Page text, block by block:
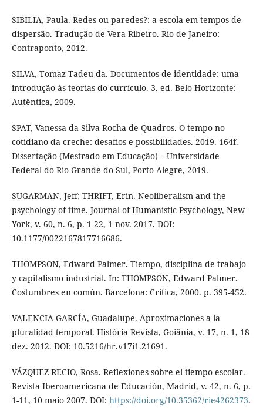
SIBILIA, Paula. Redes ou paredes?: a escola em tempos de
dispersão. Tradução de Vera Ribeiro. Rio de Janeiro:
Contraponto, 2012.
SILVA, Tomaz Tadeu da. Documentos de identidade: uma
introdução às teorias do currículo. 3. ed. Belo Horizonte:
Autêntica, 2009.
SPAT, Vanessa da Silva Rocha de Quadros. O tempo no
cotidiano da creche: desafios e possibilidades. 2019. 164f.
Dissertação (Mestrado em Educação) – Universidade
Federal do Rio Grande do Sul, Porto Alegre, 2019.
SUGARMAN, Jeff; THRIFT, Erin. Neoliberalism and the
psychology of time. Journal of Humanistic Psychology, New
York, v. 60, n. 6, p. 1-22, 1 nov. 2017. DOI:
10.1177/0022167817716686.
THOMPSON, Edward Palmer. Tiempo, disciplina de trabajo
y capitalismo industrial. In: THOMPSON, Edward Palmer.
Costumbres en común. Barcelona: Crítica, 2000. p. 395-452.
VALENCIA GARCÍA, Guadalupe. Aproximaciones a la
pluralidad temporal. História Revista, Goiânia, v. 17, n. 1, 18
dez. 2012. DOI: 10.5216/hr.v17i1.21691.
VÁZQUEZ RECIO, Rosa. Reflexiones sobre el tiempo escolar.
Revista Iberoamericana de Educación, Madrid, v. 42, n. 6, p.
1-11, 10 maio 2007. DOI: https://doi.org/10.35362/rie4262373.